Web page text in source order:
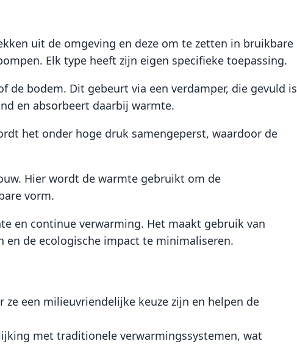
uit de omgeving en deze om te zetten in bruikbare
Elk type heeft zijn eigen specifieke toepassing.
bodem. Dit gebeurt via een verdamper, die gevuld is
en absorbeert daarbij warmte.
het onder hoge druk samengeperst, waardoor de
Hier wordt de warmte gebruikt om de
vorm.
en continue verwarming. Het maakt gebruik van
de ecologische impact te minimaliseren.
een milieuvriendelijke keuze zijn en helpen de
met traditionele verwarmingssystemen, wat